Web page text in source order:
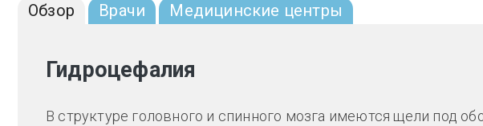
Обзор Врачи Медицинские центры
Гидроцефалия
В структуре головного и спинного мозга имеются щели под